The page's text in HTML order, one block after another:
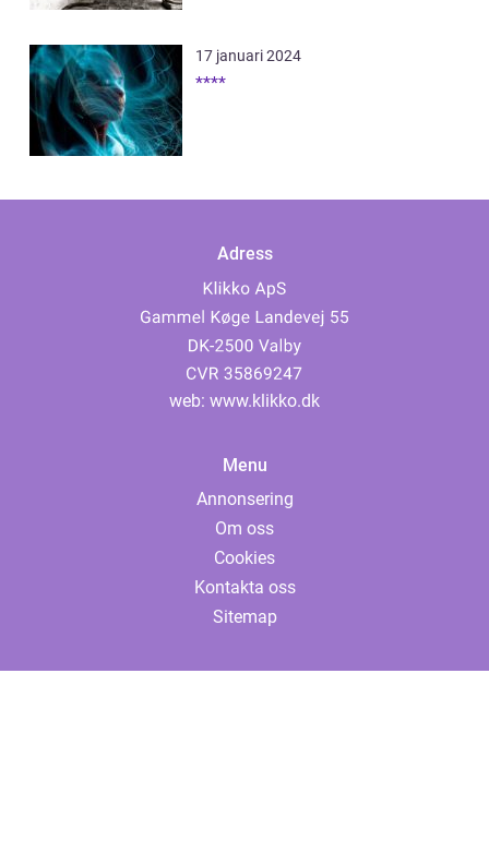
17 januari 2024
****
Adress
web: www.klikko.dk
Menu
Annonsering
Om oss
Cookies
Kontakta oss
Sitemap